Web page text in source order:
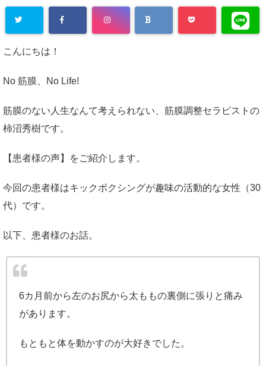
こんにちは！
No 筋膜、No Life!
筋膜のない人生なんて考えられない、筋膜調整セラピストの
柿沼秀樹です。
【患者様の声】をご紹介します。
今回の患者様はキックボクシングが趣味の活動的な女性（30
代）です。
以下、患者様のお話。
6カ月前から左のお尻から太ももの裏側に張りと痛み
があります。
もともと体を動かすのが大好きでした。